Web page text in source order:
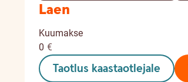
Laen
Kuumakse
0 €
Taotlus kaastaotlejale